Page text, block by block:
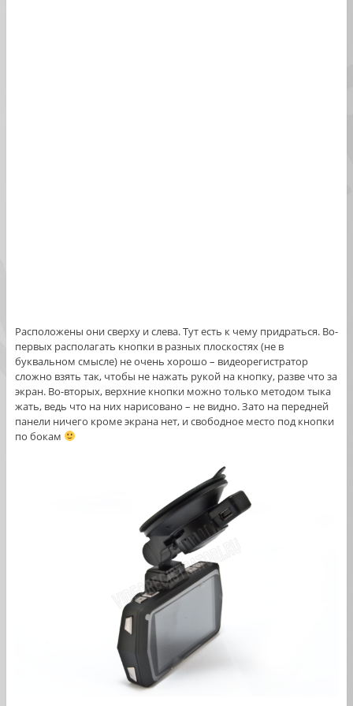
Расположены они сверху и слева. Тут есть к чему придраться. Во-
первых располагать кнопки в разных плоскостях (не в
буквальном смысле) не очень хорошо – видеорегистратор
сложно взять так, чтобы не нажать рукой на кнопку, разве что за
экран. Во-вторых, верхние кнопки можно только методом тыка
жать, ведь что на них нарисовано – не видно. Зато на передней
панели ничего кроме экрана нет, и свободное место под кнопки
по бокам